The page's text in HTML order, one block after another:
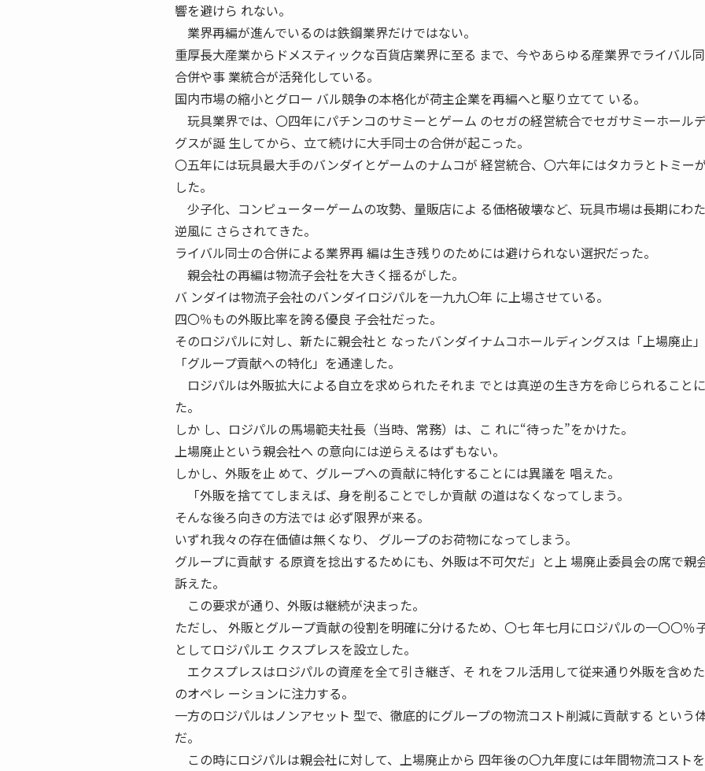
響を避けら れない。
業界再編が進んでいるのは鉄鋼業界だけではない。
重厚長大産業からドメスティックな百貨店業界に至る まで、今やあらゆる産業界でライバル
合併や事 業統合が活発化している。
国内市場の縮小とグロー バル競争の本格化が荷主企業を再編へと駆り立てて いる。
玩具業界では、〇四年にパチンコのサミーとゲーム のセガの経営統合でセガサミーホール
グスが誕 生してから、立て続けに大手同士の合併が起こった。
〇五年には玩具最大手のバンダイとゲームのナムコが 経営統合、〇六年にはタカラとトミー
した。
少子化、コンピューターゲームの攻勢、量販店によ る価格破壊など、玩具市場は長期にわ
逆風に さらされてきた。
ライバル同士の合併による業界再 編は生き残りのためには避けられない選択だった。
親会社の再編は物流子会社を大きく揺るがした。
バ ンダイは物流子会社のバンダイロジパルを一九九〇年 に上場させている。
四〇％もの外販比率を誇る優良 子会社だった。
そのロジパルに対し、新たに親会社と なったバンダイナムコホールディングスは「上場廃止
「グループ貢献への特化」を通達した。
ロジパルは外販拡大による自立を求められたそれま でとは真逆の生き方を命じられること
た。
しか し、ロジパルの馬場範夫社長（当時、常務）は、こ れに“待った”をかけた。
上場廃止という親会社へ の意向には逆らえるはずもない。
しかし、外販を止 めて、グループへの貢献に特化することには異議を 唱えた。
「外販を捨ててしまえば、身を削ることでしか貢献 の道はなくなってしまう。
そんな後ろ向きの方法では 必ず限界が来る。
いずれ我々の存在価値は無くなり、 グループのお荷物になってしまう。
グループに貢献す る原資を捻出するためにも、外販は不可欠だ」と上 場廃止委員会の席で親
訴えた。
この要求が通り、外販は継続が決まった。
ただし、 外販とグループ貢献の役割を明確に分けるため、〇七 年七月にロジパルの一〇〇％
としてロジパルエ クスプレスを設立した。
エクスプレスはロジパルの資産を全て引き継ぎ、そ れをフル活用して従来通り外販を含め
のオペレ ーションに注力する。
一方のロジパルはノンアセット 型で、徹底的にグループの物流コスト削減に貢献する という
だ。
この時にロジパルは親会社に対して、上場廃止から 四年後の〇九年度には年間物流コスト